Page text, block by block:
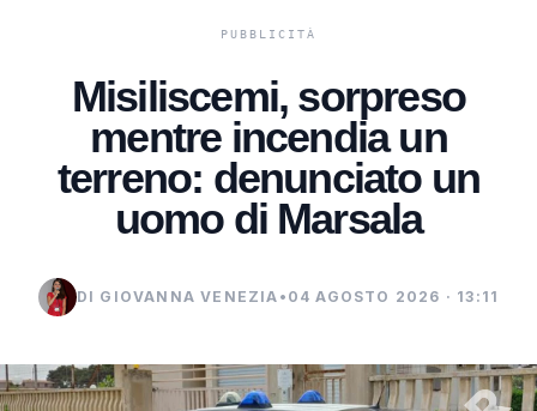
Misiliscemi, sorpreso
mentre incendia un
terreno: denunciato un
uomo di Marsala
DI GIOVANNA VENEZIA • 04 AGOSTO 2026 · 13:11